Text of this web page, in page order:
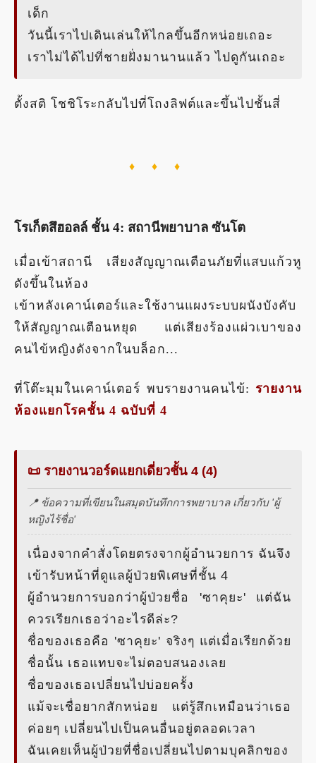
เด็ก
วันนี้เราไปเดินเล่นให้ไกลขึ้นอีกหน่อยเถอะ
เราไม่ได้ไปที่ชายฝั่งมานานแล้ว ไปดูกันเถอะ
ตั้งสติ โชชิโระกลับไปที่โถงลิฟต์และขึ้นไปชั้นสี่
♦ ♦ ♦
โรเก็ตสึฮอลล์ ชั้น 4: สถานีพยาบาล ซันโต
เมื่อเข้าสถานี เสียงสัญญาณเตือนภัยที่แสบแก้วหู
ดังขึ้นในห้อง
เข้าหลังเคาน์เตอร์และใช้งานแผงระบบผนังบังคับ
ให้สัญญาณเตือนหยุด แต่เสียงร้องแผ่วเบาของ
คนไข้หญิงดังจากในบล็อก...
ที่โต๊ะมุมในเคาน์เตอร์ พบรายงานคนไข้: รายงาน
ห้องแยกโรคชั้น 4 ฉบับที่ 4
📜 รายงานวอร์ดแยกเดี่ยวชั้น 4 (4)
📍 ข้อความที่เขียนในสมุดบันทึกการพยาบาล เกี่ยวกับ 'ผู้
หญิงไร้ชื่อ'
เนื่องจากคำสั่งโดยตรงจากผู้อำนวยการ ฉันจึง
เข้ารับหน้าที่ดูแลผู้ป่วยพิเศษที่ชั้น 4
ผู้อำนวยการบอกว่าผู้ป่วยชื่อ 'ซาคุยะ' แต่ฉัน
ควรเรียกเธอว่าอะไรดีล่ะ?
ชื่อของเธอคือ 'ซาคุยะ' จริงๆ แต่เมื่อเรียกด้วย
ชื่อนั้น เธอแทบจะไม่ตอบสนองเลย
ชื่อของเธอเปลี่ยนไปบ่อยครั้ง
แม้จะเชื่อยากสักหน่อย แต่รู้สึกเหมือนว่าเธอ
ค่อยๆ เปลี่ยนไปเป็นคนอื่นอยู่ตลอดเวลา
ฉันเคยเห็นผู้ป่วยที่ชื่อเปลี่ยนไปตามบุคลิกของ